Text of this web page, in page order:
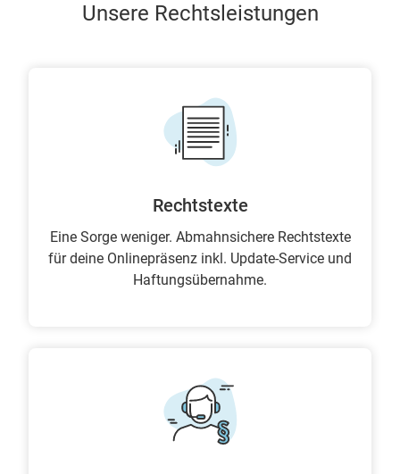
Unsere Rechtsleistungen
Rechtstexte
Eine Sorge weniger. Abmahnsichere Rechtstexte
für deine Onlinepräsenz inkl. Update-Service und
Haftungsübernahme.